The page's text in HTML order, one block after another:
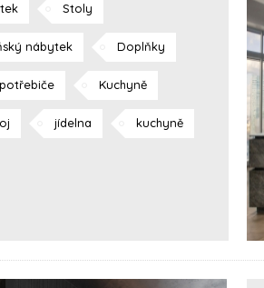
Stoly
nábytek Doplňky
Kuchyně
jídelna kuchyně